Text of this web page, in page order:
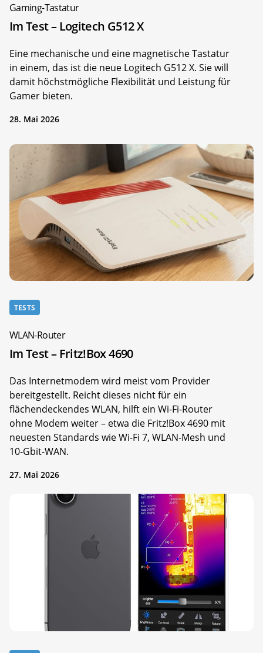
Gaming-Tastatur
Im Test – Logitech G512 X
Eine mechanische und eine magnetische Tastatur
in einem, das ist die neue Logitech G512 X. Sie will
damit höchstmögliche Flexibilität und Leistung für
Gamer bieten.
28. Mai 2026
TESTS
WLAN-Router
Im Test – Fritz!Box 4690
Das Internetmodem wird meist vom Provider
bereitgestellt. Reicht dieses nicht für ein
flächendeckendes WLAN, hilft ein Wi-Fi-Router
ohne Modem weiter – etwa die Fritz!Box 4690 mit
neuesten Standards wie Wi-Fi 7, WLAN-Mesh und
10-Gbit-WAN.
27. Mai 2026